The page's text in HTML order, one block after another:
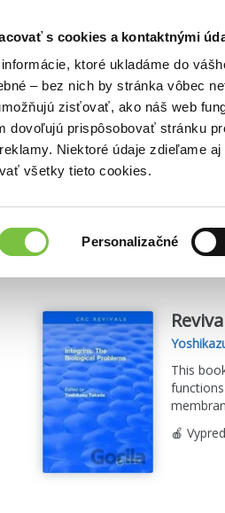
s cookies a kontaktnými
ktoré ukladáme do
– bez nich by stránka vôbec
zisťovať, ako náš web
dovoľujú prispôsobovať stránku
Niektoré údaje zdieľame
všetky tieto cookies.
Personalizačné
Takada
Našli sme
This
🍎